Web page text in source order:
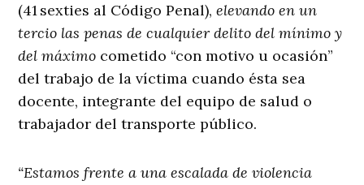
(41 sexties al Código Penal),elevando en un
tercio las penas de cualquier delito del mínimo y
del máximo cometido “con motivo u ocasión”
del trabajo de la víctima cuando ésta sea
docente, integrante del equipo de salud o
trabajador del transporte público.
“Estamos frente a una escalada de violencia